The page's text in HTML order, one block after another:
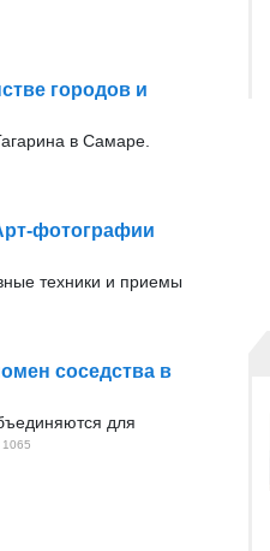
городов и
в Самаре.
фотографии
техники и приемы
соседства в
для
1065